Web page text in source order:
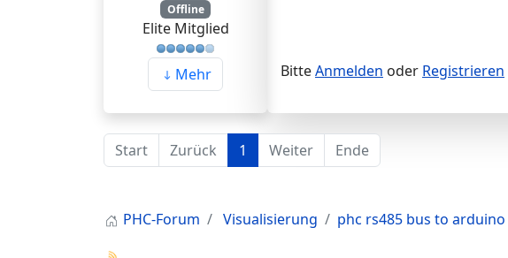
Offline
Elite Mitglied
Mehr BitteAnmelden oder Registrieren
Start Zurück 1 Weiter Ende
PHC-Forum Visualisierung phc rs485 bus to arduino